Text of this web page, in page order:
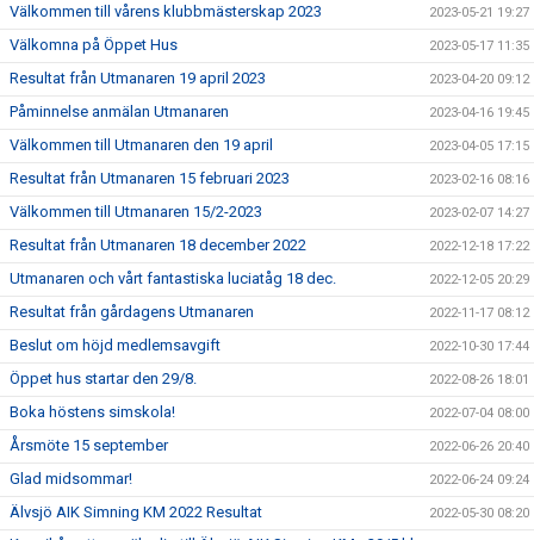
Välkommen till vårens klubbmästerskap 2023 2023-05-21 19:27
Välkomna på Öppet Hus 2023-05-17 11:35
Resultat från Utmanaren 19 april 2023 2023-04-20 09:12
Påminnelse anmälan Utmanaren 2023-04-16 19:45
Välkommen till Utmanaren den 19 april 2023-04-05 17:15
Resultat från Utmanaren 15 februari 2023 2023-02-16 08:16
Välkommen till Utmanaren 15/2-2023 2023-02-07 14:27
Resultat från Utmanaren 18 december 2022 2022-12-18 17:22
Utmanaren och vårt fantastiska luciatåg 18 dec. 2022-12-05 20:29
Resultat från gårdagens Utmanaren 2022-11-17 08:12
Beslut om höjd medlemsavgift 2022-10-30 17:44
Öppet hus startar den 29/8. 2022-08-26 18:01
Boka höstens simskola! 2022-07-04 08:00
Årsmöte 15 september 2022-06-26 20:40
Glad midsommar! 2022-06-24 09:24
Älvsjö AIK Simning KM 2022 Resultat 2022-05-30 08:20